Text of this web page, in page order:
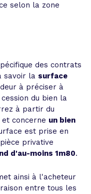
selon la zone
des contrats
savoir la surface
à préciser à
du bien la
à partir du
concerne un bien
est prise en
privative
d'au-moins 1m80.
ainsi à l'acheteur
entre tous les